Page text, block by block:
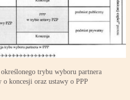
trybu wyboru partnera
o koncesji oraz ustawy o PPP